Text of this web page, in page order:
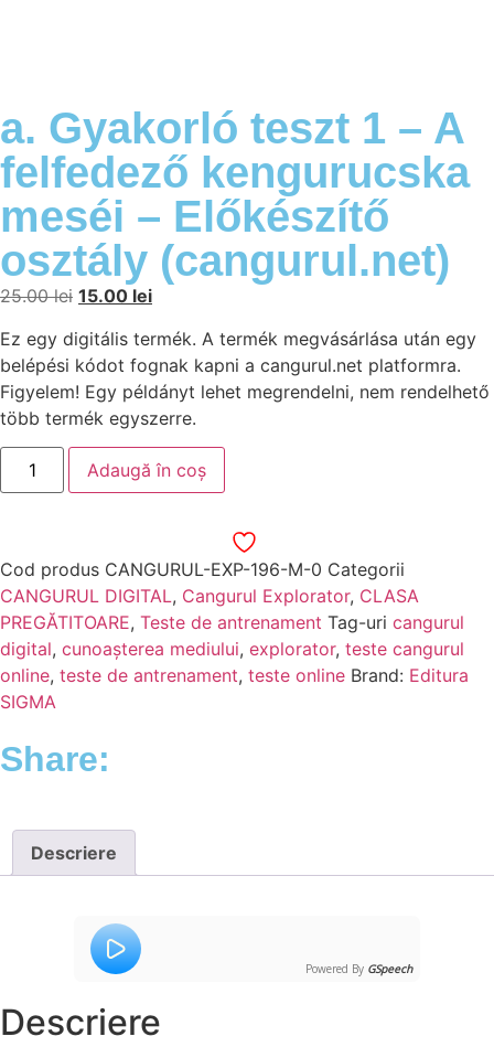
a. Gyakorló teszt 1 – A
felfedező kengurucska
meséi – Előkészítő
osztály (cangurul.net)
25.00lei 15.00 lei
Ez egy digitális termék. A termék megvásárlása után egy
belépési kódot fognak kapni a cangurul.net platformra.
Figyelem! Egy példányt lehet megrendelni, nem rendelhető
több termék egyszerre.
Adaugă în coș
Cod produs CANGURUL-EXP-196-M-0 Categorii
CANGURUL DIGITAL, Cangurul Explorator, CLASA
PREGĂTITOARE, Teste de antrenament Tag-uri cangurul
digital, cunoașterea mediului, explorator, teste cangurul
online, teste de antrenament, teste online Brand: Editura
SIGMA
Share:
Descriere
Powered By GSpeech
Descriere